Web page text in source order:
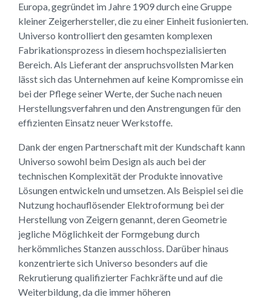
Europa, gegründet im Jahre 1909 durch eine Gruppe
kleiner Zeigerhersteller, die zu einer Einheit fusionierten.
Universo kontrolliert den gesamten komplexen
Fabrikationsprozess in diesem hochspezialisierten
Bereich. Als Lieferant der anspruchsvollsten Marken
lässt sich das Unternehmen auf keine Kompromisse ein
bei der Pflege seiner Werte, der Suche nach neuen
Herstellungsverfahren und den Anstrengungen für den
effizienten Einsatz neuer Werkstoffe.
Dank der engen Partnerschaft mit der Kundschaft kann
Universo sowohl beim Design als auch bei der
technischen Komplexität der Produkte innovative
Lösungen entwickeln und umsetzen. Als Beispiel sei die
Nutzung hochauflösender Elektroformung bei der
Herstellung von Zeigern genannt, deren Geometrie
jegliche Möglichkeit der Formgebung durch
herkömmliches Stanzen ausschloss. Darüber hinaus
konzentrierte sich Universo besonders auf die
Rekrutierung qualifizierter Fachkräfte und auf die
Weiterbildung, da die immer höheren